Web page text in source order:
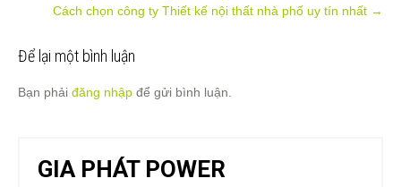
navigation
Cách chọn công ty Thiết kế nội thất nhà phố uy tín nhất →
Để lại một bình luận
Bạn phải đăng nhập để gửi bình luận.
GIA PHÁT POWER